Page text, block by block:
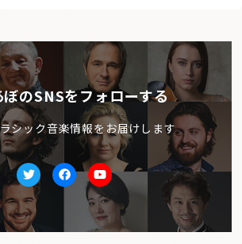
のSNSをフォローする
シック音楽情報をお届けします
TwitterfacebookYoutube